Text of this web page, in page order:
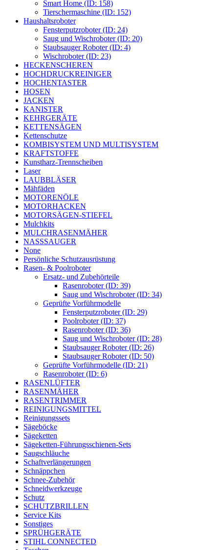
Smart Home (ID: 158)
Tierschermaschine (ID: 152)
Haushaltsroboter
Fensterputzroboter (ID: 24)
Saug und Wischroboter (ID: 20)
Staubsauger Roboter (ID: 4)
Wischroboter (ID: 23)
HECKENSCHEREN
HOCHDRUCKREINIGER
HOCHENTASTER
HOSEN
JACKEN
KANISTER
KEHRGERÄTE
KETTENSÄGEN
Kettenschutze
KOMBISYSTEM UND MULTISYSTEM
KRAFTSTOFFE
Kunstharz-Trennscheiben
Laser
LAUBBLÄSER
Mähfäden
MOTORENÖLE
MOTORHACKEN
MOTORSÄGEN-STIEFEL
Mulchkits
MULCHRASENMÄHER
NASSSAUGER
None
Persönliche Schutzausrüstung
Rasen- & Poolroboter
Ersatz- und Zubehörteile
Rasenroboter (ID: 39)
Saug und Wischroboter (ID: 34)
Geprüfte Vorführmodelle
Fensterputzroboter (ID: 29)
Poolroboter (ID: 37)
Rasenroboter (ID: 36)
Saug und Wischroboter (ID: 28)
Staubsauger Roboter (ID: 26)
Staubsauger Roboter (ID: 50)
Geprüfte Vorführmodelle (ID: 21)
Rasenroboter (ID: 6)
RASENLÜFTER
RASENMÄHER
RASENTRIMMER
REINIGUNGSMITTEL
Reinigungssets
Sägeböcke
Sägeketten
Sägeketten-Führungsschienen-Sets
Saugschläuche
Schaftverlängerungen
Schnäppchen
Schnee-Zubehör
Schneidwerkzeuge
Schutz
SCHUTZBRILLEN
Service Kits
Sonstiges
SPRÜHGERÄTE
STIHL CONNECTED